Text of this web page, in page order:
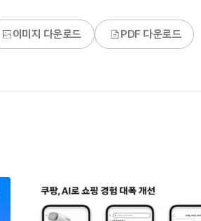
이미지 다운로드 PDF 다운로드